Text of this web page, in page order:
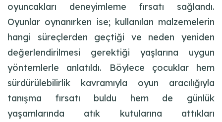
oyuncakları deneyimleme fırsatı sağlandı.
Oyunlar oynanırken ise; kullanılan malzemelerin
hangi süreçlerden geçtiği ve neden yeniden
değerlendirilmesi gerektiği yaşlarına uygun
yöntemlerle anlatıldı. Böylece çocuklar hem
sürdürülebilirlik kavramıyla oyun aracılığıyla
tanışma fırsatı buldu hem de günlük
yaşamlarında atık kutularına attıkları